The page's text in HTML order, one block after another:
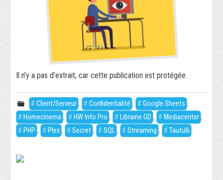
RÉALISATIONS
PIXEL-ART
TORRENT
WORDPRESS
VIDÉO
Il n’y a pas d’extrait, car cette publication est protégée.
Client/Serveur , Confidentialité , Google Sheets ,
Homecinema , HW Info Pro , Librairie GD , Mediacenter ,
PHP , Plex , Secret , SQL , Streaming , Tautulli